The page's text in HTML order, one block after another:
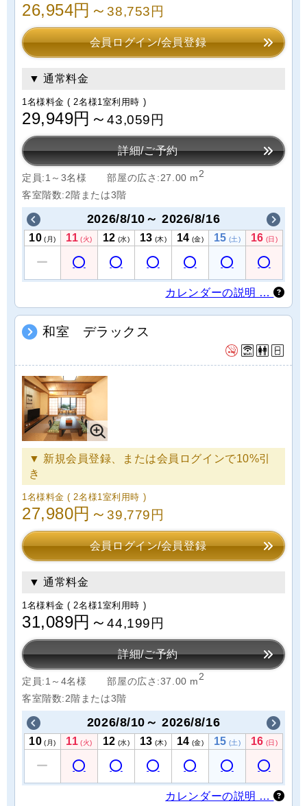
26,954円～38,753円
会員ログイン/会員登録
▼ 通常料金
1名様料金( 2名様1室利用時 )
29,949円～43,059円
詳細/ご予約
定員:1～3名様 部屋の広さ:27.00 m 2
客室階数:2階または3階
2026/8/10～ 2026/8/16
10 (月) 11 (火) 12 (水) 13 (木) 14 (金) 15 (土) 16 (日)
カレンダーの説明 …
和室 デラックス
▼ 新規会員登録、または会員ログインで10%引
き
1名様料金( 2名様1室利用時 )
27,980円～39,779円
会員ログイン/会員登録
▼ 通常料金
1名様料金( 2名様1室利用時 )
31,089円～44,199円
詳細/ご予約
定員:1～4名様 部屋の広さ:37.00 m 2
客室階数:2階または3階
2026/8/10～ 2026/8/16
10 (月) 11 (火) 12 (水) 13 (木) 14 (金) 15 (土) 16 (日)
カレンダーの説明 …